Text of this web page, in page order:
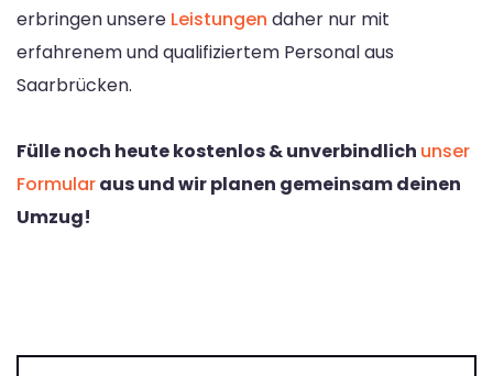
erbringen unsere Leistungen daher nur mit
erfahrenem und qualifiziertem Personal aus
Saarbrücken.
Fülle noch heute kostenlos & unverbindlich unser
Formularaus und wir planen gemeinsam deinen
Umzug!